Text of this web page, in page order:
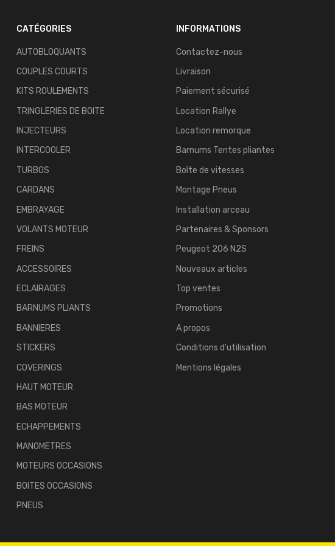
CATÉGORIES
AUTOBLOQUANTS
COUPLES COURTS
KITS ROULEMENTS
TRINGLERIES DE BOITE
INJECTEURS
INTERCOOLER
TURBOS
CARDANS
EMBRAYAGE
VOLANTS MOTEUR
FREINS
ACCESSOIRES
ECLAIRAGES
BARNUMS PLIANTS
BANNIERES
STICKERS
COVERINGS
HAUT MOTEUR
BAS MOTEUR
ECHAPPEMENTS
MANOMETRES
MOTEURS OCCASIONS
BOITES OCCASIONS
PNEUS
INFORMATIONS
Contactez-nous
Livraison
Paiement sécurisé
Location Rallye
Location remorque
Barnums Tentes pliantes
Boîte de vitesses
Montage Pneus
Installation arceau
Partenaires & Sponsors
Peugeot 206 N2S
Nouveaux articles
Top ventes
Promotions
A propos
Conditions d'utilisation
Mentions légales